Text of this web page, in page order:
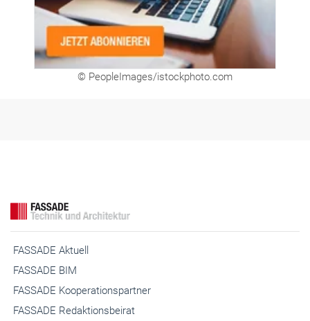
© PeopleImages/istockphoto.com
FASSADE Aktuell
FASSADE BIM
FASSADE Kooperationspartner
FASSADE Redaktionsbeirat